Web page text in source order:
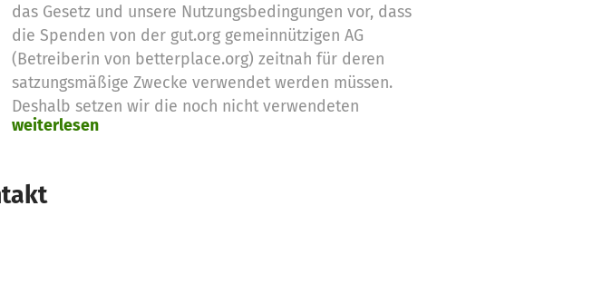
das Gesetz und unsere Nutzungsbedingungen vor, dass
die Spenden von der gut.org gemeinnützigen AG
(Betreiberin von betterplace.org) zeitnah für deren
satzungsmäßige Zwecke verwendet werden müssen.
Deshalb setzen wir die noch nicht verwendeten
Spendengelder für diese Zwecke ein
weiterlesen